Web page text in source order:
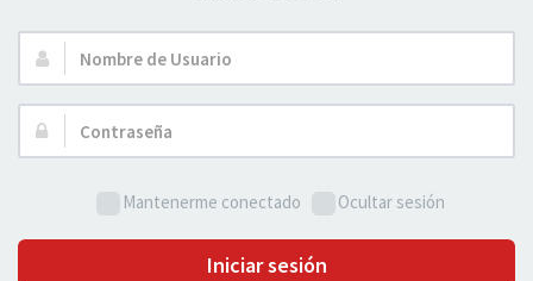
Nombre
de
Usuario:
Contraseña:
Mantenerme conectado Ocultar sesión
Iniciar sesión